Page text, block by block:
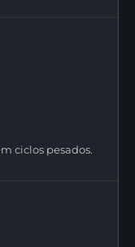
ciclos pesados.